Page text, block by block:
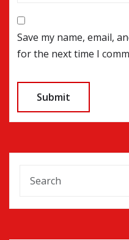
Save my name, email,
for the next time I